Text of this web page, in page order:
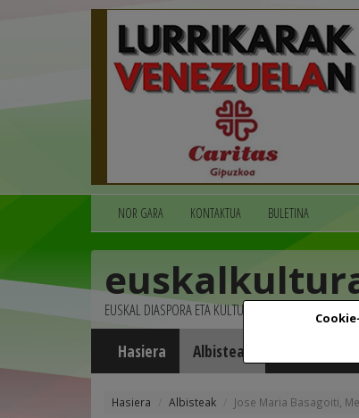
NOR GARA KONTAKTUA BULETINA
EUSKAL DIASPORA ETA KULTURA
Hasiera Albisteak
Hasiera Albisteak Jose Maria Basagoiti,